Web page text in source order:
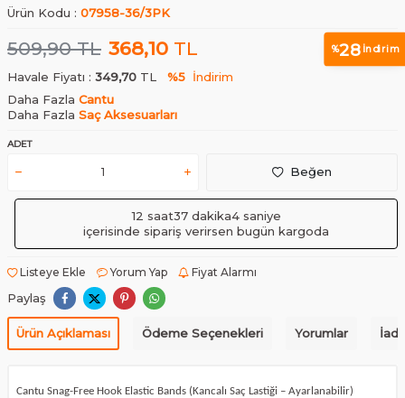
Ürün Kodu : 07958-36/3PK
509,90TL 368,10 TL %28İndirim
Havale Fiyatı : 349,70 TL %5 İndirim
Daha Fazla Cantu
Daha Fazla Saç Aksesuarları
ADET
Beğen
12 saat37 dakika4 saniye
içerisinde sipariş verirsen bugün kargoda
Listeye Ekle Yorum Yap Fiyat Alarmı
Paylaş
Ürün Açıklaması Ödeme Seçenekleri Yorumlar
Cantu Snag-Free Hook Elastic Bands (Kancalı Saç Lastiği – Ayarlanabilir)